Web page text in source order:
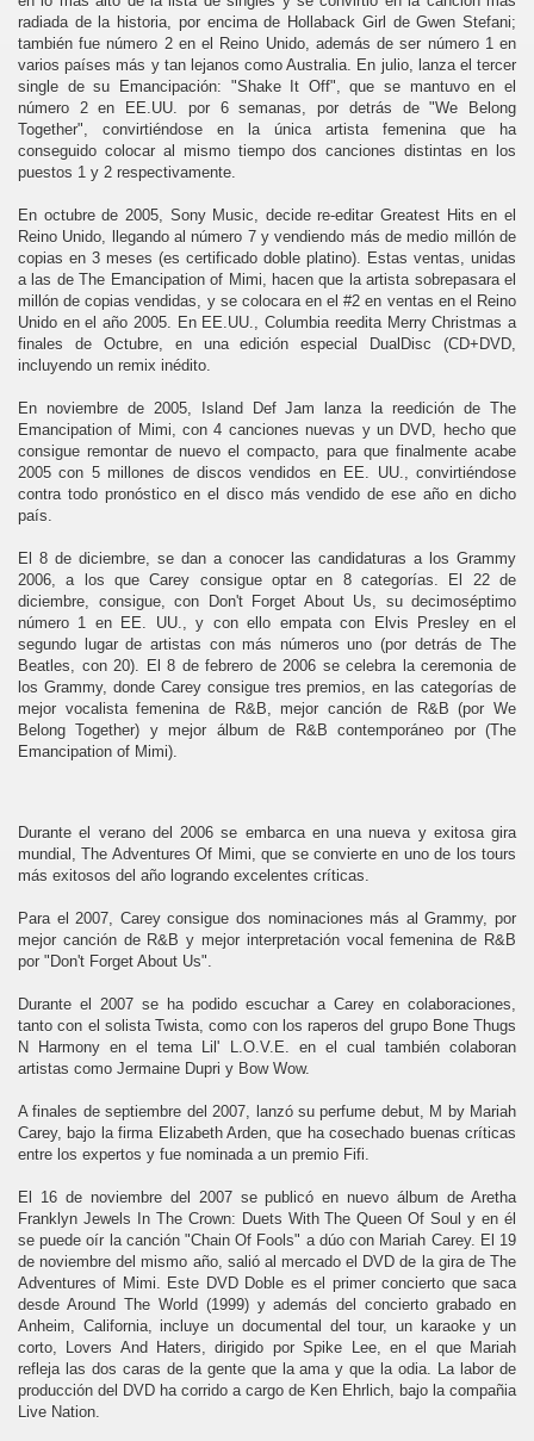
radiada de la historia, por encima de Hollaback Girl de Gwen Stefani;
también fue número 2 en el Reino Unido, además de ser número 1 en
varios países más y tan lejanos como Australia. En julio, lanza el tercer
single de su Emancipación: "Shake It Off", que se mantuvo en el
número 2 en EE.UU. por 6 semanas, por detrás de "We Belong
Together", convirtiéndose en la única artista femenina que ha
conseguido colocar al mismo tiempo dos canciones distintas en los
puestos 1 y 2 respectivamente.
En octubre de 2005, Sony Music, decide re-editar Greatest Hits en el
Reino Unido, llegando al número 7 y vendiendo más de medio millón de
copias en 3 meses (es certificado doble platino). Estas ventas, unidas
a las de The Emancipation of Mimi, hacen que la artista sobrepasara el
millón de copias vendidas, y se colocara en el #2 en ventas en el Reino
Unido en el año 2005. En EE.UU., Columbia reedita Merry Christmas a
finales de Octubre, en una edición especial DualDisc (CD+DVD,
incluyendo un remix inédito.
En noviembre de 2005, Island Def Jam lanza la reedición de The
Emancipation of Mimi, con 4 canciones nuevas y un DVD, hecho que
consigue remontar de nuevo el compacto, para que finalmente acabe
2005 con 5 millones de discos vendidos en EE. UU., convirtiéndose
contra todo pronóstico en el disco más vendido de ese año en dicho
país.
El 8 de diciembre, se dan a conocer las candidaturas a los Grammy
2006, a los que Carey consigue optar en 8 categorías. El 22 de
diciembre, consigue, con Don't Forget About Us, su decimoséptimo
número 1 en EE. UU., y con ello empata con Elvis Presley en el
segundo lugar de artistas con más números uno (por detrás de The
Beatles, con 20). El 8 de febrero de 2006 se celebra la ceremonia de
los Grammy, donde Carey consigue tres premios, en las categorías de
mejor vocalista femenina de R&B, mejor canción de R&B (por We
Belong Together) y mejor álbum de R&B contemporáneo por (The
Emancipation of Mimi).
Durante el verano del 2006 se embarca en una nueva y exitosa gira
mundial, The Adventures Of Mimi, que se convierte en uno de los tours
más exitosos del año logrando excelentes críticas.
Para el 2007, Carey consigue dos nominaciones más al Grammy, por
mejor canción de R&B y mejor interpretación vocal femenina de R&B
por "Don't Forget About Us".
Durante el 2007 se ha podido escuchar a Carey en colaboraciones,
tanto con el solista Twista, como con los raperos del grupo Bone Thugs
N Harmony en el tema Lil' L.O.V.E. en el cual también colaboran
artistas como Jermaine Dupri y Bow Wow.
A finales de septiembre del 2007, lanzó su perfume debut, M by Mariah
Carey, bajo la firma Elizabeth Arden, que ha cosechado buenas críticas
entre los expertos y fue nominada a un premio Fifi.
El 16 de noviembre del 2007 se publicó en nuevo álbum de Aretha
Franklyn Jewels In The Crown: Duets With The Queen Of Soul y en él
se puede oír la canción "Chain Of Fools" a dúo con Mariah Carey. El 19
de noviembre del mismo año, salió al mercado el DVD de la gira de The
Adventures of Mimi. Este DVD Doble es el primer concierto que saca
desde Around The World (1999) y además del concierto grabado en
Anheim, California, incluye un documental del tour, un karaoke y un
corto, Lovers And Haters, dirigido por Spike Lee, en el que Mariah
refleja las dos caras de la gente que la ama y que la odia. La labor de
producción del DVD ha corrido a cargo de Ken Ehrlich, bajo la compañia
Live Nation.